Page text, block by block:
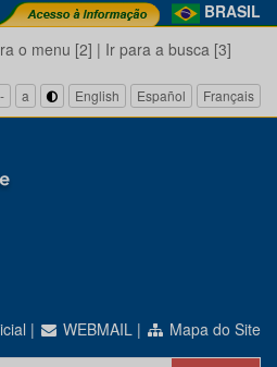
BRASIL
o menu [2] | Ir para a busca [3]
a English Español Français
| WEBMAIL | Mapa do Site